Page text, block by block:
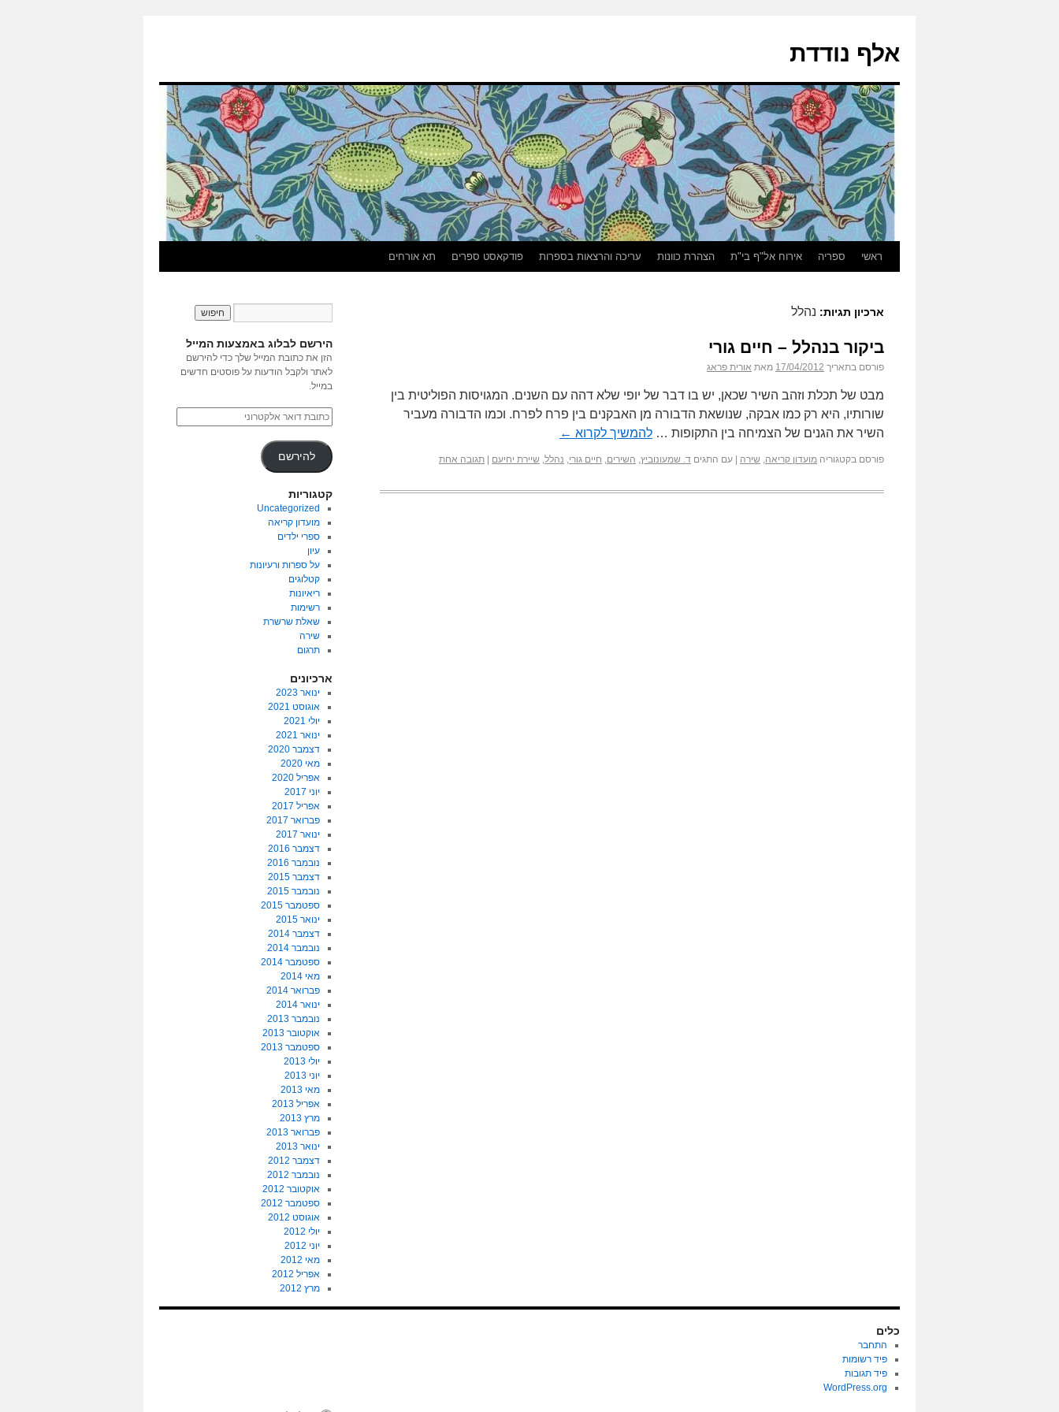
אלף נודדת
ראשי ספריה אירוח אל"ף בי"ת הצהרת כוונות עריכה והרצאות בספרות פודקאסט ספרים תא אורחים
ארכיון תגיות: נהלל
ביקור בנהלל – חיים גורי
פורסם בתאריך 17/04/2012 מאת אורית פראג
מבט של תכלת וזהב השיר שכאן, יש בו דבר של יופי שלא דהה עם השנים. המגויסות הפוליטית בין
שורותיו, היא רק כמו אבקה, שנושאת הדבורה מן האבקנים בין פרח לפרח. וכמו הדבורה מעביר
השיר את הגנים של הצמיחה בין התקופות … להמשיך לקרוא ←
פורסם בקטגוריה מועדון קריאה, שירה עם התגים ד. שמעונוביץ, השירים, חיים גורי, נהלל, שיירת יחיעם תגובה אחת
הירשם לבלוג באמצעות המייל
הזן את כתובת המייל שלך כדי להירשם
לאתר ולקבל הודעות על פוסטים חדשים
במייל.
להירשם
קטגוריות
Uncategorized
מועדון קריאה
ספרי ילדים
עיון
על ספרות ורעיונות
קטלוגים
ריאיונות
רשימות
שאלת שרשרת
שירה
תרגום
ארכיונים
ינואר 2023
אוגוסט 2021
יולי 2021
ינואר 2021
דצמבר 2020
מאי 2020
אפריל 2020
יוני 2017
אפריל 2017
פברואר 2017
ינואר 2017
דצמבר 2016
נובמבר 2016
דצמבר 2015
נובמבר 2015
ספטמבר 2015
ינואר 2015
דצמבר 2014
נובמבר 2014
ספטמבר 2014
מאי 2014
פברואר 2014
ינואר 2014
נובמבר 2013
אוקטובר 2013
ספטמבר 2013
יולי 2013
יוני 2013
מאי 2013
אפריל 2013
מרץ 2013
פברואר 2013
ינואר 2013
דצמבר 2012
נובמבר 2012
אוקטובר 2012
ספטמבר 2012
אוגוסט 2012
יולי 2012
יוני 2012
מאי 2012
אפריל 2012
מרץ 2012
כלים
התחבר
פיד רשומות
פיד תגובות
WordPress.org